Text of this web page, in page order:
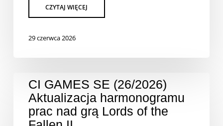
29 czerwca 2026
CI GAMES SE (26/2026)
Aktualizacja harmonogramu
prac nad grą Lords of the